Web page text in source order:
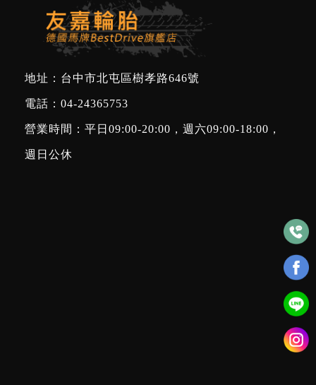
地址：台中市北屯區樹孝路646號
電話： 04-24365753
營業時間：平日09:00-20:00，週六09:00-18:00，
週日公休